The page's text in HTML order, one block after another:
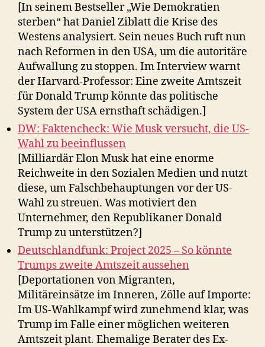
[In seinem Bestseller „Wie Demokratien
sterben“ hat Daniel Ziblatt die Krise des
Westens analysiert. Sein neues Buch ruft nun
nach Reformen in den USA, um die autoritäre
Aufwallung zu stoppen. Im Interview warnt
der Harvard-Professor: Eine zweite Amtszeit
für Donald Trump könnte das politische
System der USA ernsthaft schädigen.]
DW: Faktencheck: Wie Musk versucht, die US-
Wahl zu beeinflussen
[Milliardär Elon Musk hat eine enorme
Reichweite in den Sozialen Medien und nutzt
diese, um Falschbehauptungen vor der US-
Wahl zu streuen. Was motiviert den
Unternehmer, den Republikaner Donald
Trump zu unterstützen?]
Deutschlandfunk: Project 2025 – So könnte
Trumps zweite Amtszeit aussehen
[Deportationen von Migranten,
Militäreinsätze im Inneren, Zölle auf Importe:
Im US-Wahlkampf wird zunehmend klar, was
Trump im Falle einer möglichen weiteren
Amtszeit plant. Ehemalige Berater des Ex-